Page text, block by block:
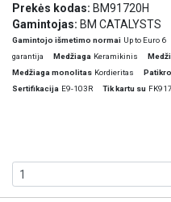
Prekės kodas: BM91720H
Gamintojas: BM CATALYSTS
Gamintojo išmetimo normai Up to Euro 6
garantija
Medžiaga Keramikinis
Medžiaga monolitas Kordieritas
Sertifikacija E9-103R Tik kartu su